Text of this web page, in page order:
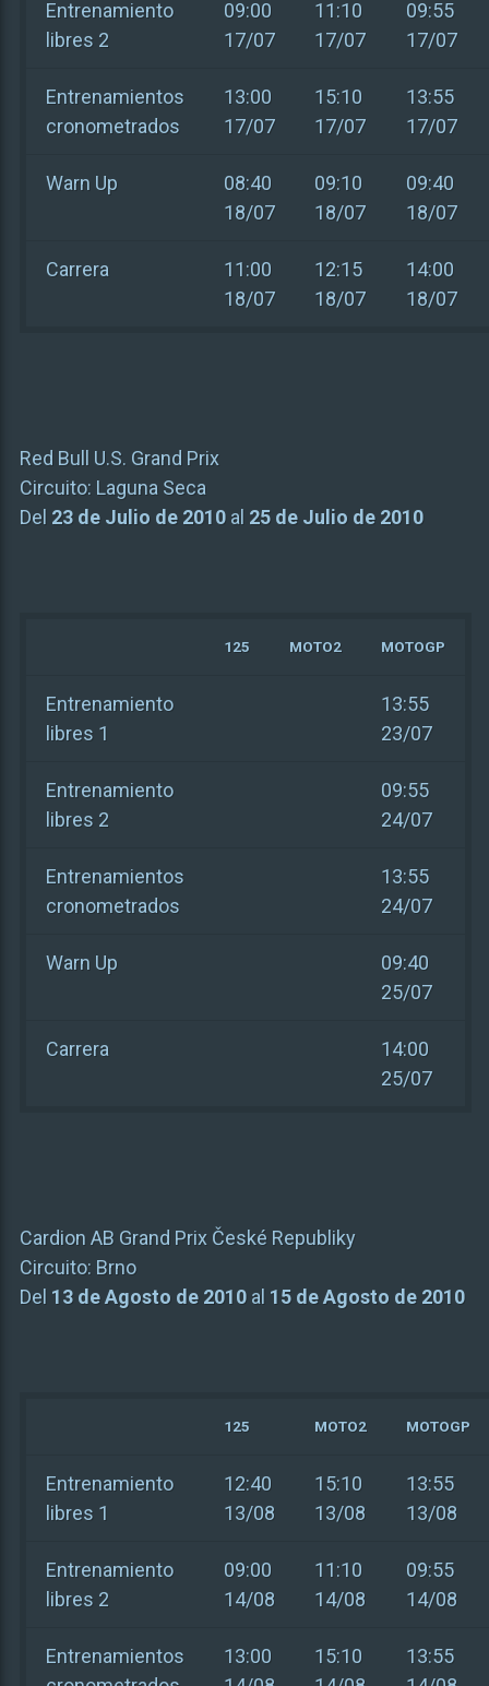
Entrenamiento
libres 2
09:00
17/07
11:10
17/07
09:55
17/07
Entrenamientos
cronometrados
13:00
17/07
15:10
17/07
13:55
17/07
Warn Up
08:40
18/07
09:10
18/07
09:40
18/07
Carrera
11:00
18/07
12:15
18/07
14:00
18/07
Red Bull U.S. Grand Prix
Circuito: Laguna Seca
Del 23 de Julio de 2010al 25 de Julio de 2010
125 MOTO2 MOTOGP
Entrenamiento
libres 1
13:55
23/07
Entrenamiento
libres 2
09:55
24/07
Entrenamientos
cronometrados
13:55
24/07
Warn Up
09:40
25/07
Carrera
14:00
25/07
Cardion AB Grand Prix České Republiky
Circuito: Brno
Del 13 de Agosto de 2010al 15 de Agosto de 2010
125 MOTO2 MOTOGP
Entrenamiento
libres 1
12:40
13/08
15:10
13/08
13:55
13/08
Entrenamiento
libres 2
09:00
14/08
11:10
14/08
09:55
14/08
Entrenamientos
13:00
15:10
13:55